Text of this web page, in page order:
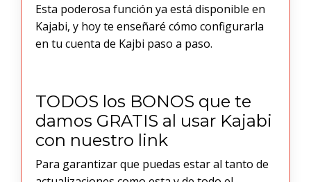
Esta poderosa función ya está disponible en
Kajabi, y hoy te enseñaré cómo configurarla
en tu cuenta de Kajbi paso a paso.
TODOS los BONOS que te
damos GRATIS al usar Kajabi
con nuestro link
Para garantizar que puedas estar al tanto de